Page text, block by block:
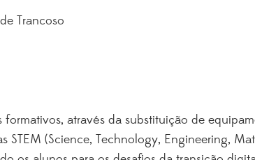
Trancoso
através da substituição de
(Science, Technology, Engineering,